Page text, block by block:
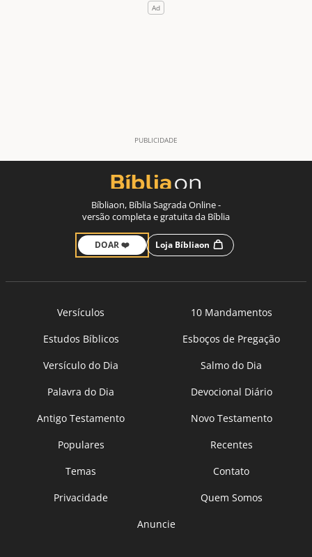
Bíbliaon, Bíblia Sagrada Online -
versão completa e gratuita da Bíblia
DOAR ❤️ Loja Bíbliaon
Versículos
10 Mandamentos
Estudos Bíblicos
Esboços de Pregação
Versículo do Dia
Salmo do Dia
Palavra do Dia
Devocional Diário
Antigo Testamento
Novo Testamento
Populares
Recentes
Temas
Contato
Privacidade
Quem Somos
Anuncie